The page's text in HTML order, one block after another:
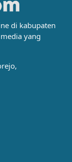
di kabupaten
yang